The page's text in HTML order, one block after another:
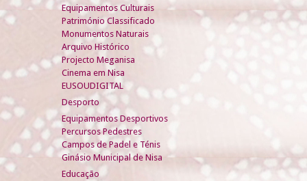
Equipamentos Culturais
Património Classificado
Monumentos Naturais
Arquivo Histórico
Projecto Meganisa
Cinema em Nisa
EUSOUDIGITAL
Desporto
Equipamentos Desportivos
Percursos Pedestres
Campos de Padel e Ténis
Ginásio Municipal de Nisa
Educação